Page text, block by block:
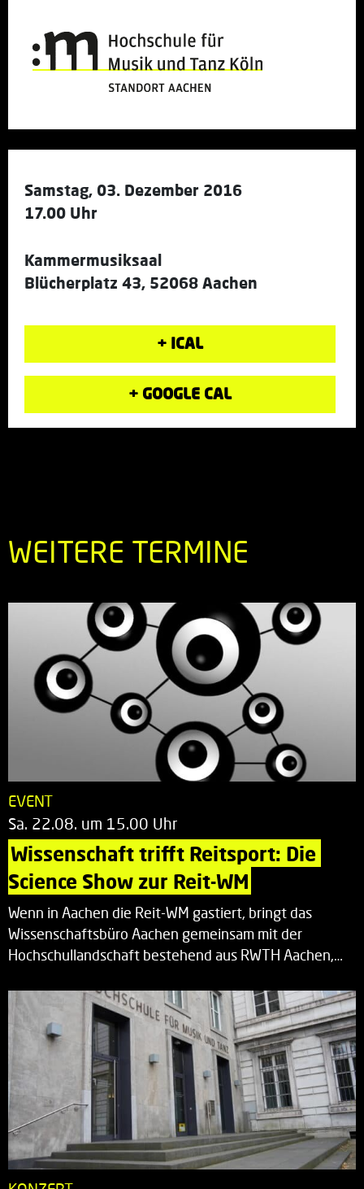
Samstag, 03. Dezember 2016
17.00 Uhr
Kammermusiksaal
Blücherplatz 43, 52068 Aachen
+ ICAL
+ GOOGLE CAL
WEITERE TERMINE
EVENT
Sa. 22.08. um 15.00 Uhr
Wissenschaft trifft Reitsport: Die
Science Show zur Reit-WM
Wenn in Aachen die Reit-WM gastiert, bringt das
Wissenschaftsbüro Aachen gemeinsam mit der
Hochschullandschaft bestehend aus RWTH Aachen,…